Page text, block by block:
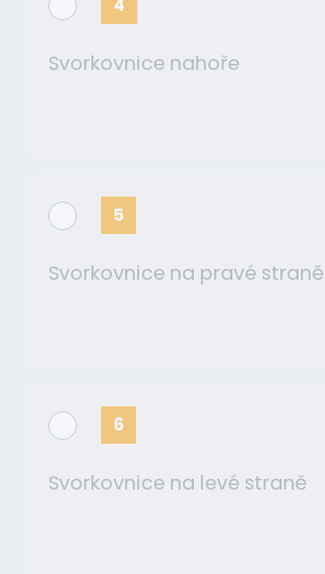
4
Svorkovnice nahoře
5
Svorkovnice na pravé straně
6
Svorkovnice na levé straně